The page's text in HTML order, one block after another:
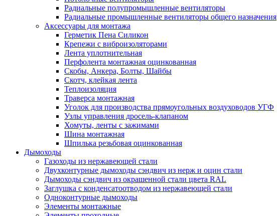
Радиальные полупромышленные вентиляторы
Радиальные промышленные вентиляторы общего назначения
Аксессуары для монтажа
Герметик Пена Силикон
Крепежи с виброизоляторами
Лента уплотнительная
Перфолента монтажная оцинкованная
Скобы, Анкера, Болты, Шайбы
Скотч, клейкая лента
Теплоизоляция
Траверса монтажная
Уголок для производства прямоугольных воздуховодов УГФ
Узлы управления дросель-клапаном
Хомуты, ленты с зажимами
Шина монтажная
Шпилька резьбовая оцинкованная
Дымоходы
Газоходы из нержавеющей стали
Двухконтурные дымоходы сэндвич из нерж и оцин стали
Дымоходы сэндвич из окрашенной стали цвета RAL
Заглушка с конденсатоотводом из нержавеющей стали
Одноконтурные дымоходы
Элементы монтажные